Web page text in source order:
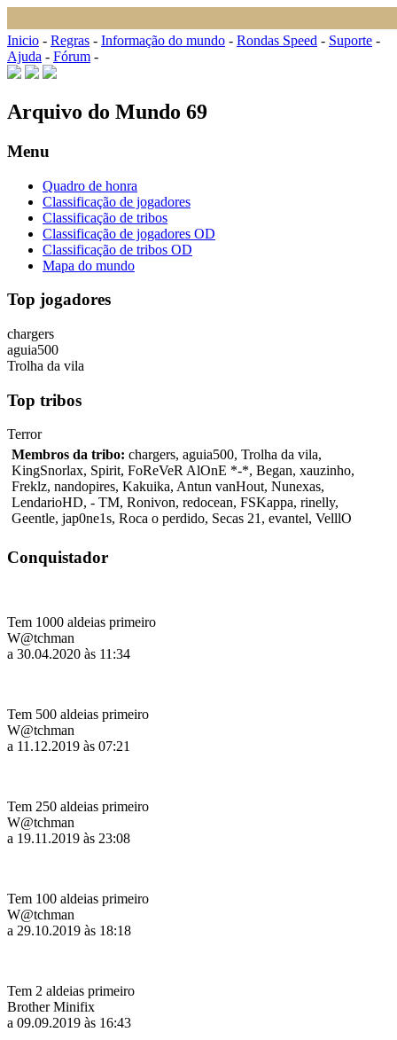
Inicio - Regras - Informação do mundo - Rondas Speed - Suporte -
Ajuda - Fórum -
Arquivo do Mundo 69
Menu
Quadro de honra
Classificação de jogadores
Classificação de tribos
Classificação de jogadores OD
Classificação de tribos OD
Mapa do mundo
Top jogadores
chargers
aguia500
Trolha da vila
Top tribos
Terror
Membros da tribo: chargers, aguia500, Trolha da vila,
KingSnorlax, Spirit, FoReVeR AlOnE *-*, Began, xauzinho,
Freklz, nandopires, Kakuika, Antun vanHout, Nunexas,
LendarioHD, - TM, Ronivon, redocean, FSKappa, rinelly,
Geentle, jap0ne1s, Roca o perdido, Secas 21, evantel, VelllO
Conquistador
Tem 1000 aldeias primeiro
W@tchman
a 30.04.2020 às 11:34
Tem 500 aldeias primeiro
W@tchman
a 11.12.2019 às 07:21
Tem 250 aldeias primeiro
W@tchman
a 19.11.2019 às 23:08
Tem 100 aldeias primeiro
W@tchman
a 29.10.2019 às 18:18
Tem 2 aldeias primeiro
Brother Minifix
a 09.09.2019 às 16:43